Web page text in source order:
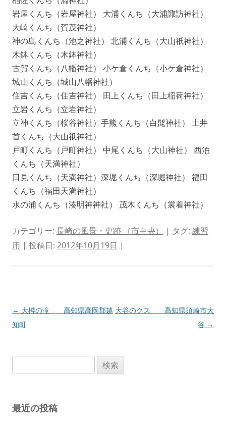
岩屋くんち（岩屋神社） 大浦くんち（大浦諏訪神社）
大崎くんち（賀茂神社）
神の島くんち（池之神社） 北浦くんち（大山祇神社）
木鉢くんち（木鉢神社）
古賀くんち（八幡神社） 小ケ倉くんち（小ケ倉神社）
城山くんち（城山八幡神社）
住吉くんち（住吉神社） 田上くんち（田上稲荷神社）
立岩くんち（立岩神社）
立神くんち（桜谷神社）手熊くんち（白髭神社） 土井
首くんち（大山祇神社）
戸町くんち（戸町神社） 中尾くんち（大山神社） 西泊
くんち（天満神社）
日見くんち（天満神社）深堀くんち（深堀神社） 福田
くんち（福田天満神社）
水の浦くんち（湊明神神社） 茂木くんち（裳着神社）
カテゴリー: 長崎の風景・史跡 （市中央） | タグ: 練習
用 | 投稿日: 2012年10月19日 |
投
稿
ョ
← 大樽の滝 高知県高岡郡越
知町
大谷のクス 高知県須崎市大
谷 →
索:
最近の投稿